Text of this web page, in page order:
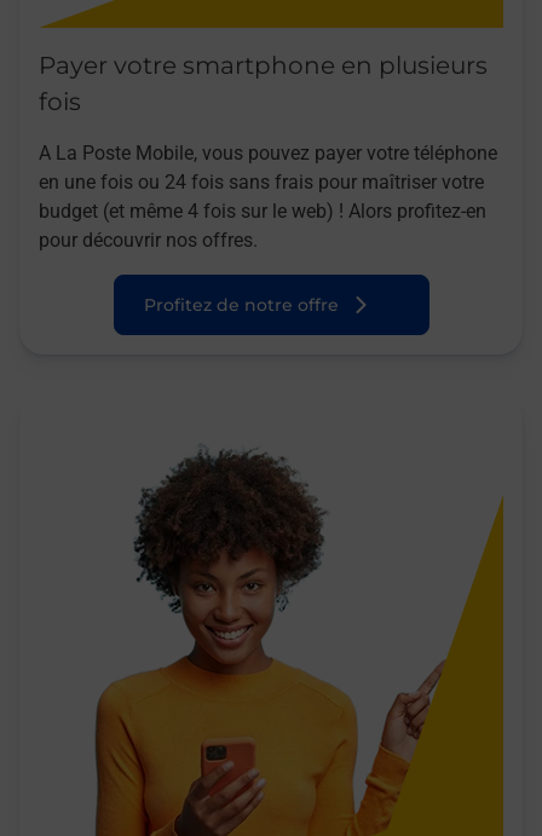
Payer votre smartphone en plusieurs
fois
A La Poste Mobile, vous pouvez payer votre téléphone
en une fois ou 24 fois sans frais pour maîtriser votre
budget (et même 4 fois sur le web) ! Alors profitez-en
pour découvrir nos offres.
Profitez de notre offre